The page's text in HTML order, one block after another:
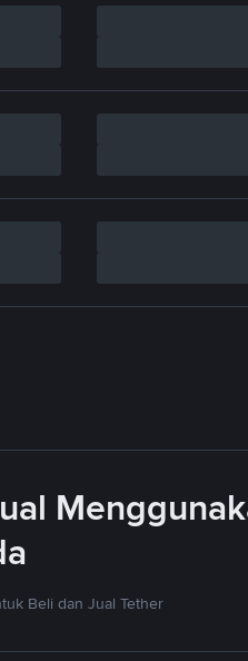
Beli dan Jual Tether